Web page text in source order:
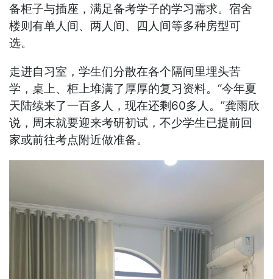
备柜子与插座，满足备考学子的学习需求。宿舍
楼则有单人间、两人间、四人间等多种房型可
选。
走进自习室，学生们分散在各个隔间里埋头苦
学，桌上、柜上堆满了厚厚的复习资料。“今年夏
天陆续来了一百多人，现在还剩60多人。”龚雨欣
说，周末就要迎来考研初试，不少学生已提前回
家或前往考点附近做准备。